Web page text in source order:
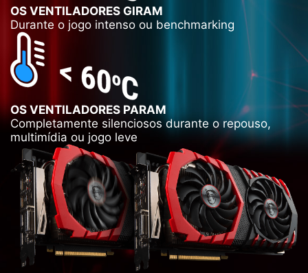
OS VENTILADORES GIRAM
Durante o jogo intenso ou benchmarking
OS VENTILADORES PARAM
Completamente silenciosos durante o repouso,
multimídia ou jogo leve